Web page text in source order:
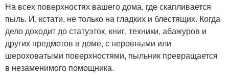
На всех поверхностях вашего дома, где скапливается
пыль. И, кстати, не только на гладких и блестящих. Когда
дело доходит до статуэток, книг, техники, абажуров и
других предметов в доме, с неровными или
шероховатыми поверхностями, пыльник превращается
в незаменимого помощника.